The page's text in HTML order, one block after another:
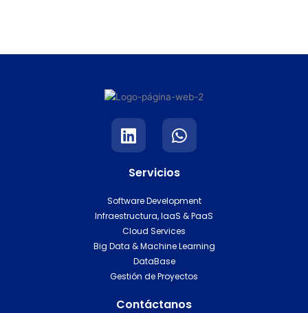
L
i
k
e
d
i
n
W
h
t
s
a
p
p
Servicios
Software Development
Infraestructura, IaaS & PaaS
Cloud Services
Big Data & Machine Learning
DataBase
Gestión de Proyectos
Contáctanos